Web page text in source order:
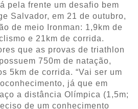
pela frente um desafio bem
Salvador, em 21 de outubro,
de meio Ironman: 1,9km de
e 21km de corrida.
que as provas de triathlon
750m de natação,
5km de corrida. “Vai ser um
já que em
a distância Olímpica (1,5m;
de um conhecimento